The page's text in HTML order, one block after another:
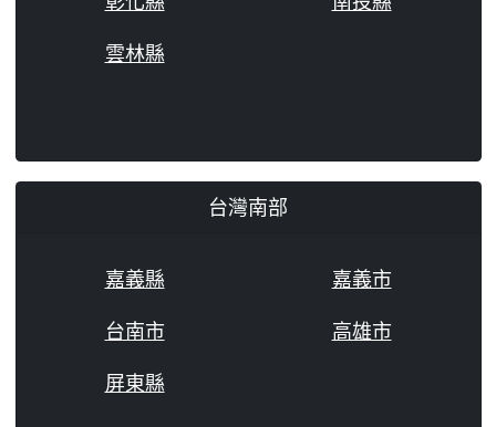
雲林縣
台灣南部
嘉義縣
嘉義市
台南市
高雄市
屏東縣